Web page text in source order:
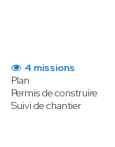
4 missions
Plan
Permis de construire
Suivi de chantier